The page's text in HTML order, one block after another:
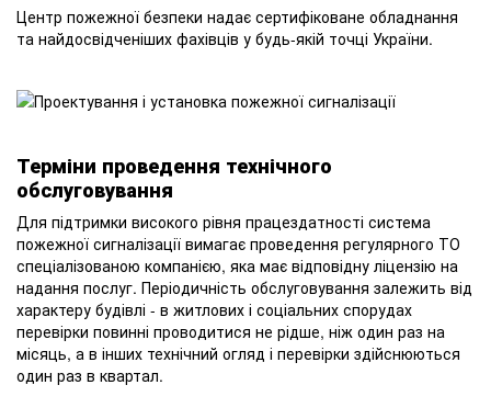
Центр пожежної безпеки надає сертифіковане обладнання
та найдосвідченіших фахівців у будь-якій точці України.
Терміни проведення технічного
обслуговування
Для підтримки високого рівня працездатності система
пожежної сигналізації вимагає проведення регулярного ТО
спеціалізованою компанією, яка має відповідну ліцензію на
надання послуг. Періодичність обслуговування залежить від
характеру будівлі - в житлових і соціальних спорудах
перевірки повинні проводитися не рідше, ніж один раз на
місяць, а в інших технічний огляд і перевірки здійснюються
один раз в квартал.